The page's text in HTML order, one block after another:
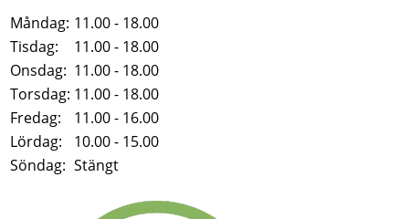
Måndag: 11.00 - 18.00
Tisdag:
11.00 - 18.00
Onsdag: 11.00 - 18.00
Torsdag: 11.00 - 18.00
Fredag:
11.00 - 16.00
Lördag:
10.00 - 15.00
Söndag: Stängt